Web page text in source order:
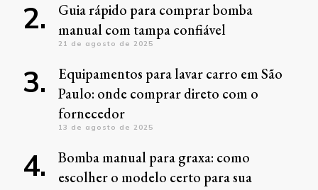
Guia rápido para comprar bomba
manual com tampa confiável
21 de agosto de 2025
Equipamentos para lavar carro em São
Paulo: onde comprar direto com o
fornecedor
13 de agosto de 2025
Bomba manual para graxa: como
escolher o modelo certo para sua